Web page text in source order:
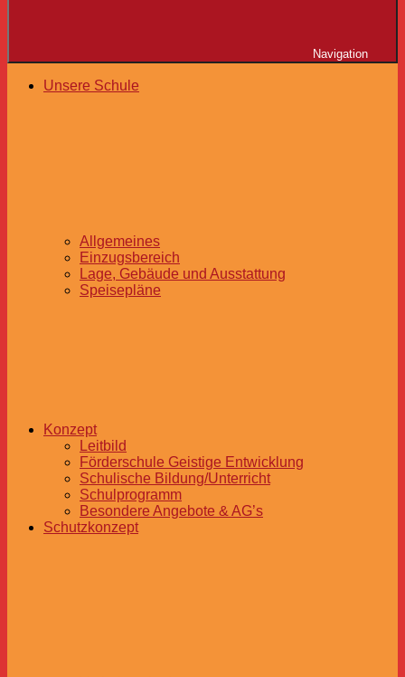
Navigation
Unsere Schule
Allgemeines
Einzugsbereich
Lage, Gebäude und Ausstattung
Speisepläne
Konzept
Leitbild
Förderschule Geistige Entwicklung
Schulische Bildung/Unterricht
Schulprogramm
Besondere Angebote & AG’s
Schutzkonzept